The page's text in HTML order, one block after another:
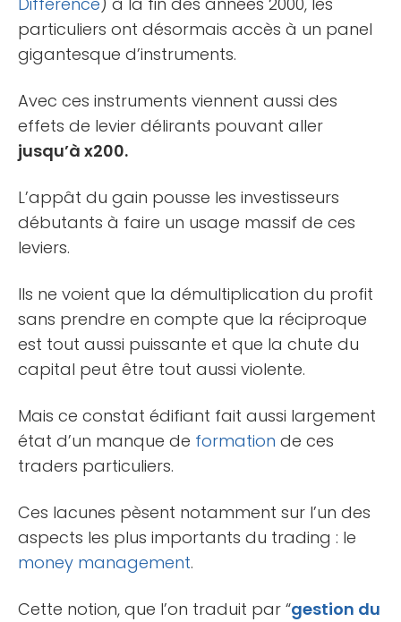
particuliers ont désormais accès à un panel
gigantesque d’instruments.
Avec ces instruments viennent aussi des
effets de levier délirants pouvant aller
jusqu’à x200.
L’appât du gain pousse les investisseurs
débutants à faire un usage massif de ces
leviers.
Ils ne voient que la démultiplication du profit
sans prendre en compte que la réciproque
est tout aussi puissante et que la chute du
capital peut être tout aussi violente.
Mais ce constat édifiant fait aussi largement
état d’un manque de formation de ces
traders particuliers.
Ces lacunes pèsent notamment sur l’un des
aspects les plus importants du trading : le
money management.
Cette notion, que l’on traduit par “gestion du